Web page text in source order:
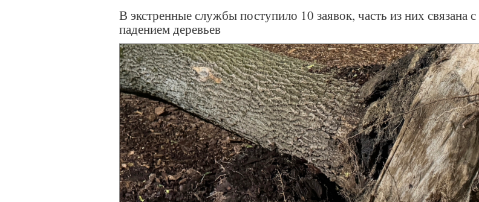
В экстренные службы поступило 10 заявок, часть из них связана с
падением деревьев